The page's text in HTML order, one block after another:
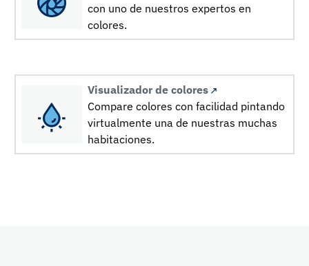
con uno de nuestros expertos en
colores.
Visualizador de colores
Compare colores con facilidad pintando
virtualmente una de nuestras muchas
habitaciones.